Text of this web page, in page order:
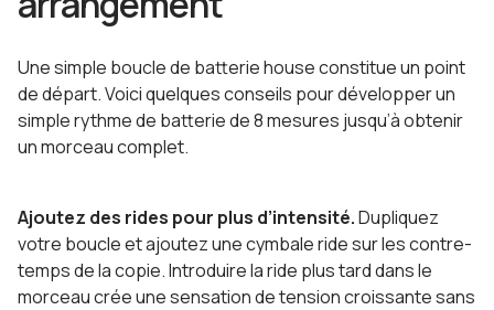
Une simple boucle de batterie house constitue un point
de départ. Voici quelques conseils pour développer un
simple rythme de batterie de 8 mesures jusqu’à obtenir
un morceau complet.
Ajoutez des rides pour plus d’intensité.Dupliquez
votre boucle et ajoutez une cymbale ride sur les contre-
temps de la copie. Introduire la ride plus tard dans le
morceau crée une sensation de tension croissante sans